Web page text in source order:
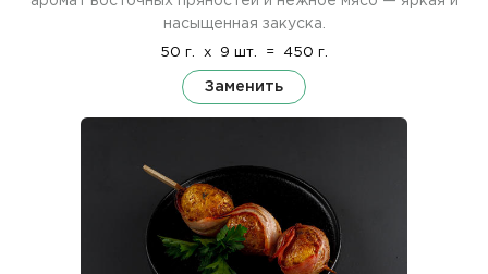
насыщенная закуска.
50 г. x 9 шт. = 450 г.
Заменить